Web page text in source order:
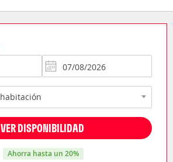
VER DISPONIBILIDAD
ahorra hasta un 20%